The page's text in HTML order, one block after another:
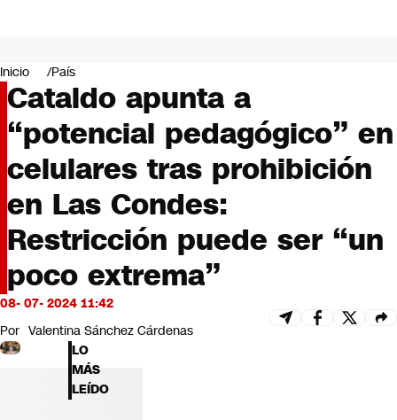
Negocios
Deportes
Programas completos
Cultura
Servicios
Bits
CNN tiempo
Futuro 360
Opinión
Inicio País
Cataldo apunta a
“potencial pedagógico” en
celulares tras prohibición
en Las Condes:
Restricción puede ser “un
poco extrema”
08- 07- 2024 11:42
Por Valentina Sánchez Cárdenas
LO
MÁS
LEÍDO